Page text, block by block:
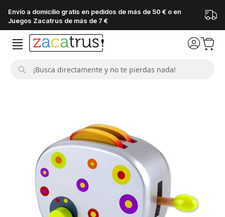
Envío a domicilio gratis en pedidos de más de 50 € o en
Juegos Zacatrus de más de 7 €
imágenes